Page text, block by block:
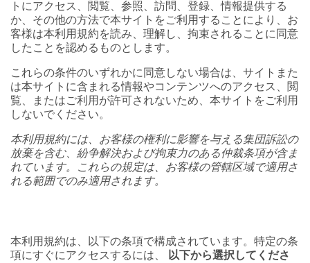
トにアクセス、閲覧、参照、訪問、登録、情報提供する
か、その他の方法で本サイトをご利用することにより、お
客様は本利用規約を読み、理解し、拘束されることに同意
したことを認めるものとします。
これらの条件のいずれかに同意しない場合は、サイトまた
は本サイトに含まれる情報やコンテンツへのアクセス、閲
覧、またはご利用が許可されないため、本サイトをご利用
しないでください。
本利用規約には、お客様の権利に影響を与える集団訴訟の
放棄を含む、紛争解決および拘束力のある仲裁条項が含ま
れています。これらの規定は、お客様の管轄区域で適用さ
れる範囲でのみ適用されます。
本利用規約は、以下の条項で構成されています。特定の条
項にすぐにアクセスするには、 以下から選択してくださ